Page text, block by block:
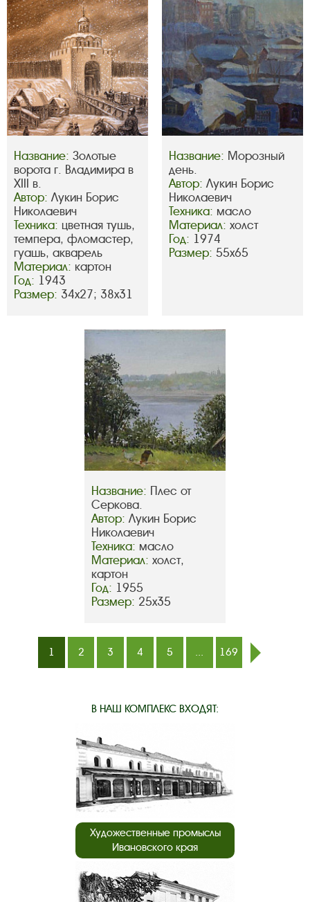
Название: Золотые
ворота г. Владимира в
XIII в.
Автор: Лукин Борис
Николаевич
Техника: цветная тушь,
темпера, фломастер,
гуашь, акварель
Материал: картон
Год: 1943
Размер: 34х27; 38х31
Название: Морозный
день.
Автор: Лукин Борис
Николаевич
Техника: масло
Материал: холст
Год: 1974
Размер: 55х65
Название: Плес от
Серкова.
Автор: Лукин Борис
Николаевич
Техника: масло
Материал: холст,
картон
Год: 1955
Размер: 25х35
1 2 3 4 5 ...
169
В НАШ КОМПЛЕКС ВХОДЯТ:
Художественные промыслы
Ивановского края